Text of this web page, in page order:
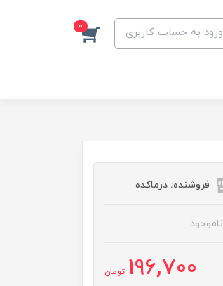
ورود به حساب کاربری 0
فروشنده: درماکده
ناموجود
196,700 تومان